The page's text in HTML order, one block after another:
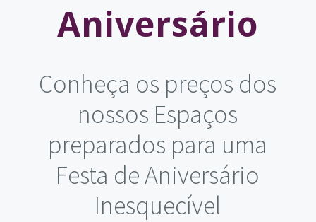
Aniversário
Conheça os preços dos
nossos Espaços
preparados para uma
Festa de Aniversário
Inesquecível